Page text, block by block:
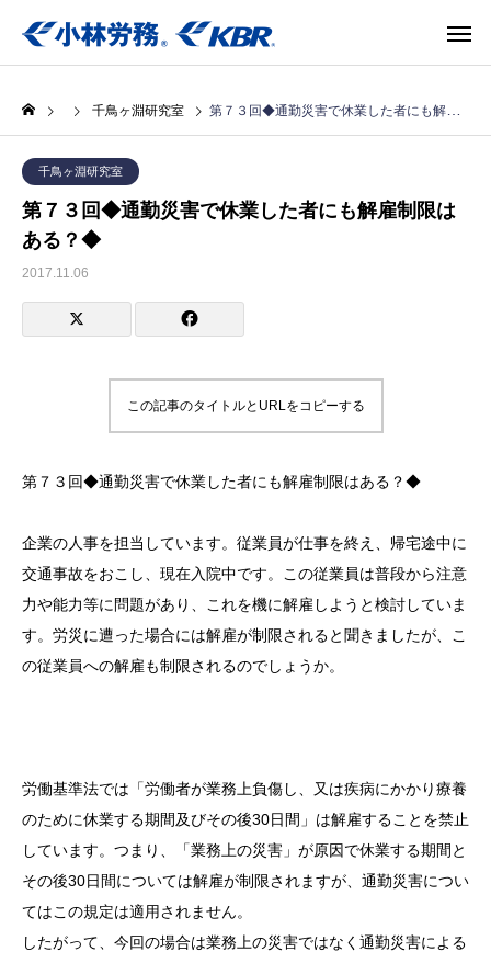
千鳥ヶ淵研究室 第７３回◆通勤災害で休業した者にも解雇制限はある？◆
千鳥ヶ淵研究室
第７３回◆通勤災害で休業した者にも解雇制限は
ある？◆
2017.11.06
この記事のタイトルとURLをコピーする
第７３回◆通勤災害で休業した者にも解雇制限はある？◆
企業の人事を担当しています。従業員が仕事を終え、帰宅途中に
交通事故をおこし、現在入院中です。この従業員は普段から注意
力や能力等に問題があり、これを機に解雇しようと検討していま
す。労災に遭った場合には解雇が制限されると聞きましたが、こ
の従業員への解雇も制限されるのでしょうか。
労働基準法では「労働者が業務上負傷し、又は疾病にかかり療養
のために休業する期間及びその後30日間」は解雇することを禁止
しています。つまり、「業務上の災害」が原因で休業する期間と
その後30日間については解雇が制限されますが、通勤災害につい
てはこの規定は適用されません。
したがって、今回の場合は業務上の災害ではなく通勤災害による